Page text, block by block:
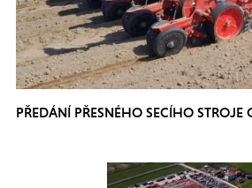
PŘEDÁNÍ PŘESNÉHO SECÍHO STROJE